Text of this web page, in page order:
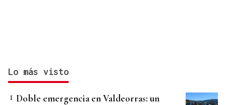
Lo más visto
Doble emergencia en Valdeorras: un